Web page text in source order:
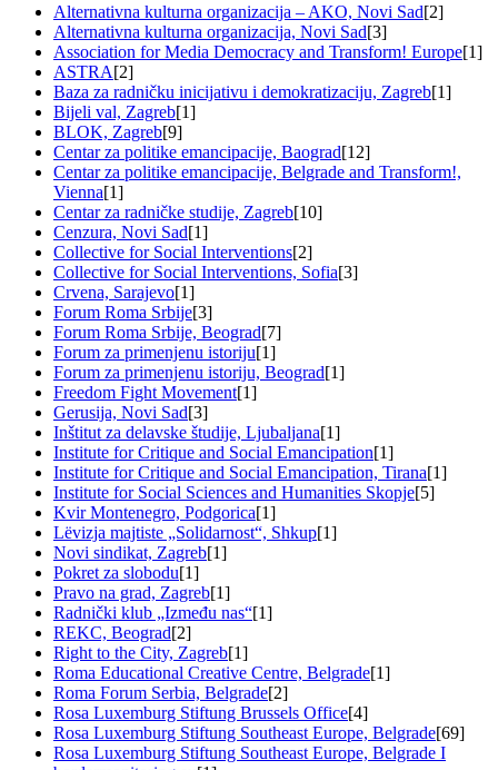
Alternativna kulturna organizacija – AKO, Novi Sad[2]
Alternativna kulturna organizacija, Novi Sad[3]
Association for Media Democracy and Transform! Europe[1]
ASTRA[2]
Baza za radničku inicijativu i demokratizaciju, Zagreb[1]
Bijeli val, Zagreb[1]
BLOK, Zagreb[9]
Centar za politike emancipacije, Baograd[12]
Centar za politike emancipacije, Belgrade and Transform!,
Vienna[1]
Centar za radničke studije, Zagreb[10]
Cenzura, Novi Sad[1]
Collective for Social Interventions[2]
Collective for Social Interventions, Sofia[3]
Crvena, Sarajevo[1]
Forum Roma Srbije[3]
Forum Roma Srbije, Beograd[7]
Forum za primenjenu istoriju[1]
Forum za primenjenu istoriju, Beograd[1]
Freedom Fight Movement[1]
Gerusija, Novi Sad[3]
Inštitut za delavske študije, Ljubaljana[1]
Institute for Critique and Social Emancipation[1]
Institute for Critique and Social Emancipation, Tirana[1]
Institute for Social Sciences and Humanities Skopje[5]
Kvir Montenegro, Podgorica[1]
Lëvizja majtiste „Solidarnost“, Shkup[1]
Novi sindikat, Zagreb[1]
Pokret za slobodu[1]
Pravo na grad, Zagreb[1]
Radnički klub „Između nas“[1]
REKC, Beograd[2]
Right to the City, Zagreb[1]
Roma Educational Creative Centre, Belgrade[1]
Roma Forum Serbia, Belgrade[2]
Rosa Luxemburg Stiftung Brussels Office[4]
Rosa Luxemburg Stiftung Southeast Europe, Belgrade[69]
Rosa Luxemburg Stiftung Southeast Europe, Belgrade I